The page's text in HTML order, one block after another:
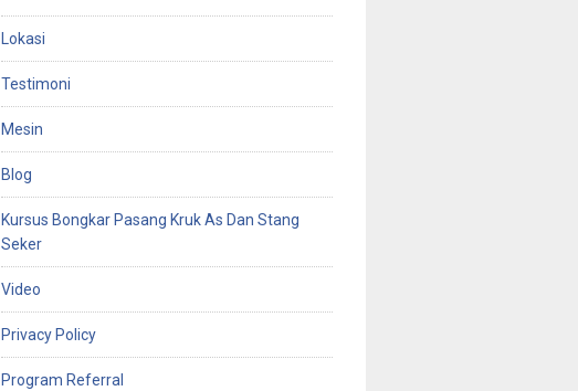
Lokasi
Testimoni
Mesin
Blog
Kursus Bongkar Pasang Kruk As Dan Stang
Seker
Video
Privacy Policy
Program Referral